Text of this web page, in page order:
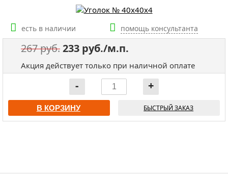
есть в наличии помощь консультанта
267 руб.233 руб./м.п.
Акция действует только при наличной оплате
В КОРЗИНУ БЫСТРЫЙ ЗАКАЗ